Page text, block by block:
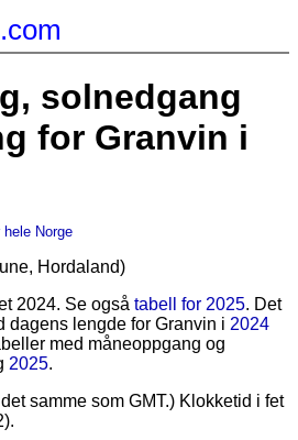
solnedgang
for Granvin i
Norge
Hordaland)
2024. Se også tabell for 2025. Det
dagens lengde for Granvin i 2024
med måneoppgang og
2025.
samme som GMT.) Klokketid i fet